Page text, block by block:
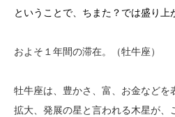
ということで、ちまた？では盛り上
およそ１年間の滞在。（牡牛座）
牡牛座は、豊かさ、富、お金などを
拡大、発展の星と言われる木星が、